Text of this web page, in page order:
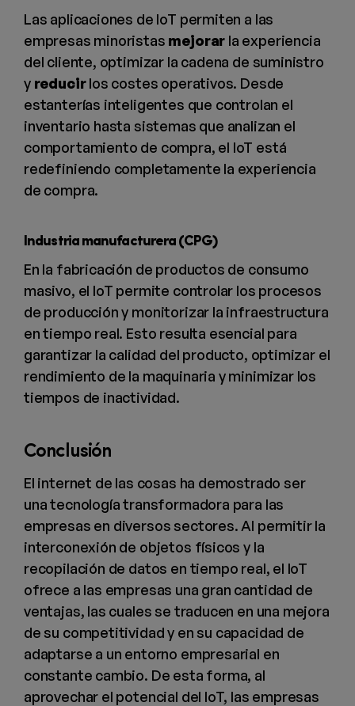
Las aplicaciones de IoT permiten a las
empresas minoristas mejorar la experiencia
del cliente, optimizar la cadena de suministro
y reducirlos costes operativos. Desde
estanterías inteligentes que controlan el
inventario hasta sistemas que analizan el
comportamiento de compra, el IoT está
redefiniendo completamente la experiencia
de compra.
Industria manufacturera (CPG)
En la fabricación de productos de consumo
masivo, el IoT permite controlar los procesos
de producción y monitorizar la infraestructura
en tiempo real. Esto resulta esencial para
garantizar la calidad del producto, optimizar el
rendimiento de la maquinaria y minimizar los
tiempos de inactividad.
Conclusión
El internet de las cosas ha demostrado ser
una tecnología transformadora para las
empresas en diversos sectores. Al permitir la
interconexión de objetos físicos y la
recopilación de datos en tiempo real, el IoT
ofrece a las empresas una gran cantidad de
ventajas, las cuales se traducen en una mejora
de su competitividad y en su capacidad de
adaptarse a un entorno empresarial en
constante cambio. De esta forma, al
aprovechar el potencial del IoT, las empresas